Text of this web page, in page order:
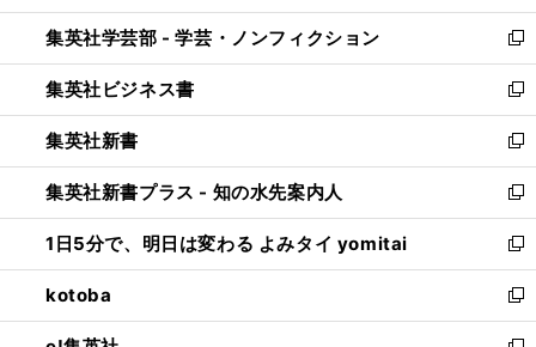
開
く
ウ
で
開
く
ン
ド
ウ
で
開
く
ウ
ィ
ン
ド
ウ
で
開
く
集英社学芸部 - 学芸・ノンフィクション
新
し
い
ウ
ィ
ン
ド
ウ
で
開
く
集英社ビジネス書
新
し
い
ウ
ィ
ン
ド
ウ
で
開
集英社新書
新
し
い
ウ
ィ
ン
ド
ウ
集英社新書プラス - 知の水先案内人
新
し
い
ウ
ィ
ン
1日5分で、明日は変わる よみタイ yomitai
新
し
い
ウ
kotoba
新
し